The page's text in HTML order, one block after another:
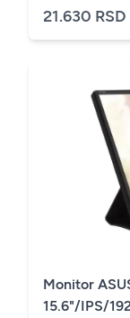
21.630 RSD
Monitor
15.6"/IPS/